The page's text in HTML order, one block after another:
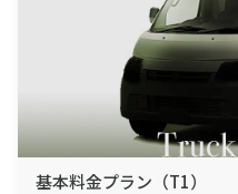
基本料金プラン（T1）